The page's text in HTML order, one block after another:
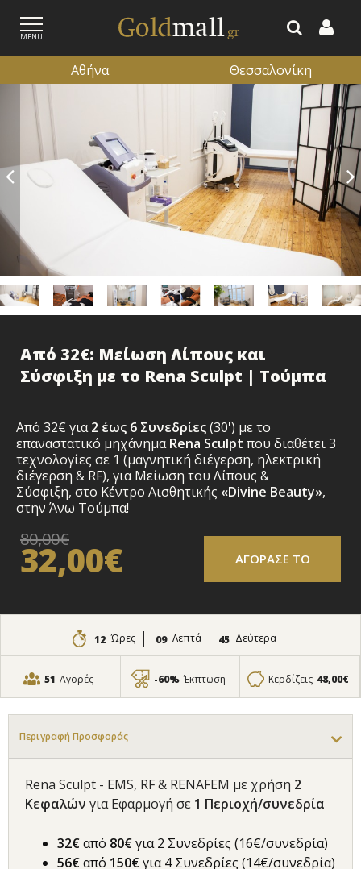
MENU
ΕΙΣΟΔΟΣ
Αθήνα Θεσσαλονίκη
Από 32€: Μείωση Λίπους και
Σύσφιξη με το Rena Sculpt | Τούμπα
Από 32€ για2 έως 6 Συνεδρίες(30') με το
επαναστατικό μηχάνημαRena Sculpt που διαθέτει3
τεχνολογίες σε 1 (μαγνητική διέγερση, ηλεκτρική
διέγερση & RF), για Μείωση του Λίπους &
Σύσφιξη, στο Κέντρο Αισθητικής «Divine Beauty»,
στην Άνω Τούμπα!
80,00€
32,00€ ΑΓΟΡΑΣΕ ΤΟ
12 Ώρες 09 Λεπτά 44 Δεύτερα
51 Αγορές -60% Έκπτωση Κερδίζεις 48,00€
Περιγραφή Προσφοράς
Rena Sculpt - EMS, RF & RENAFEM με χρήση 2
Κεφαλών για Εφαρμογή σε 1 Περιοχή/συνεδρία
32€από 80€για 2 Συνεδρίες (16€/συνεδρία)
56€από 150€για 4 Συνεδρίες (14€/συνεδρία)